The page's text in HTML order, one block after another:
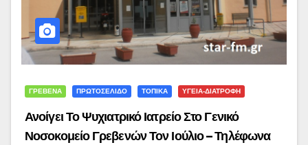
ΓΡΕΒΕΝΑ ΠΡΩΤΟΣΕΛΙΔΟ ΤΟΠΙΚΑ ΥΓΕΙΑ-ΔΙΑΤΡΟΦΗ
Ανοίγει Το Ψυχιατρικό Ιατρείο Στο Γενικό
Νοσοκομείο Γρεβενών Τον Ιούλιο – Τηλέφωνα